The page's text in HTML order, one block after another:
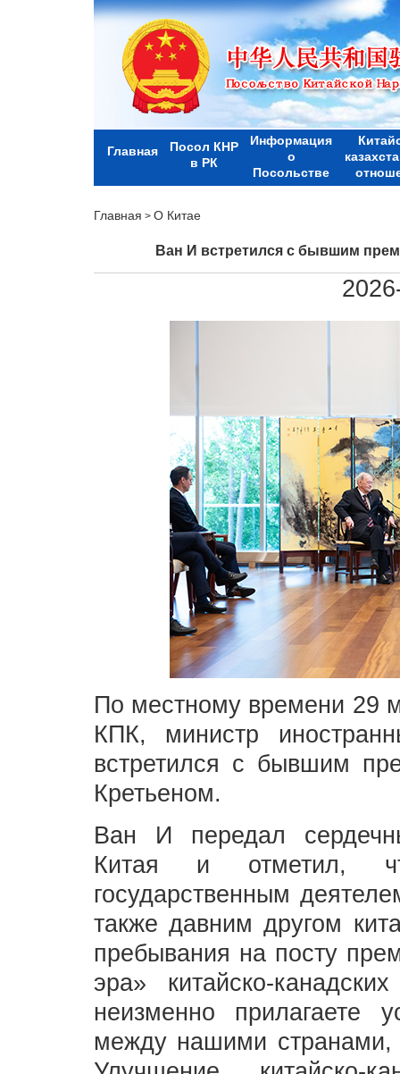
Главная
Посол КНР
в РК
Информация
о
Посольстве
Главная > О Китае
Ван И встретился с бывшим
По местному времени 29
КПК, министр
встретился с бывшим
Кретьеном.
Ван И передал
Китая и отметил,
государственным
также давним другом
пребывания на посту
эра» китайско-
неизменно прилагаете
между нашими странами,